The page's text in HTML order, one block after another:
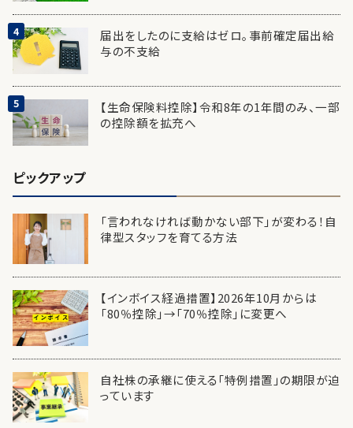
届出をしたのに支給はゼロ。事前確定届出給
与の不支給
【生命保険料控除】令和8年の1年間のみ、一部
の控除額を拡充へ
ピックアップ
「言われなければ動かない部下」が変わる！自
律型スタッフを育てる方法
【インボイス経過措置】2026年10月からは
「80％控除」→「70％控除」に変更へ
自社株の承継に使える「特例措置」の期限が迫
っています